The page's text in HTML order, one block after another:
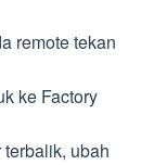
remote tekan
ke Factory
ubah